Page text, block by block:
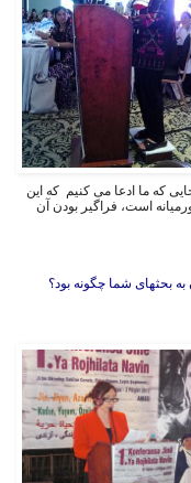
که ما ادعا می کنیم که این
است، فراگیر بودن آن
بحثهاى شما چگونه بود؟